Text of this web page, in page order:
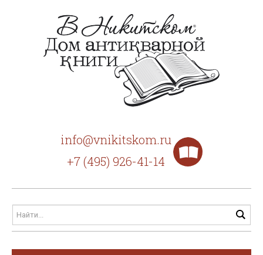
info@vnikitskom.ru
+7 (495) 926-41-14